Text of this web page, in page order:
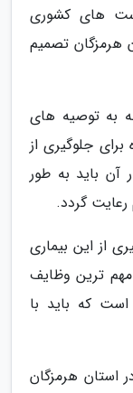
های کشوری
هرمزگان تصمیم
به توصیه های
جلوگیری از
آن باید به طور
گردد.
از این بیماری
ترین وظایف
که باید با
استان هرمزگان